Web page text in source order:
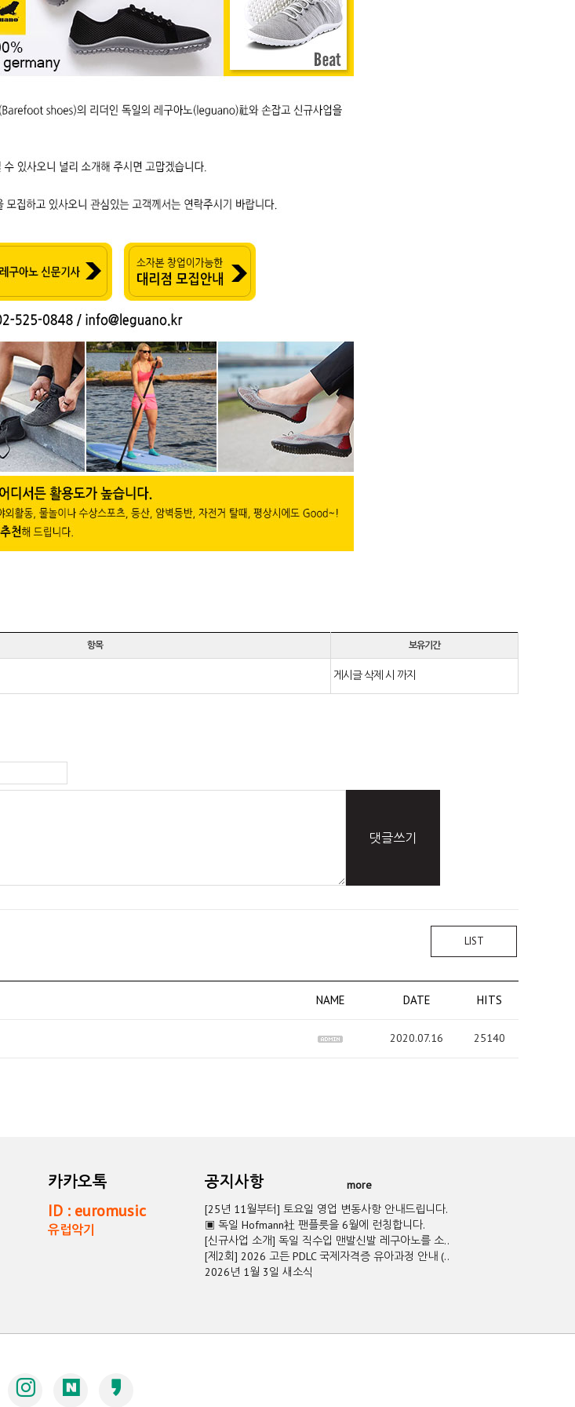
항목 보유기간
게시글 삭제 시 까지
댓글쓰기
LIST
NAME DATE HITS
2020.07.16 25140
카카오톡
ID : euromusic
유럽악기
공지사항
more
[25년 11월부터] 토요일 영업 변동사항 안내드립니다.
▣ 독일 Hofmann社 팬플릇을 6월에 런칭합니다.
[신규사업 소개] 독일 직수입 맨발신발 레구아노를 소..
[제2회] 2026 고든 PDLC 국제자격증 유아과정 안내 (..
2026년 1월 3일 새소식